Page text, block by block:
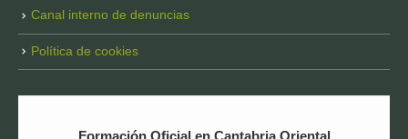
Canal interno de denuncias
Política de cookies